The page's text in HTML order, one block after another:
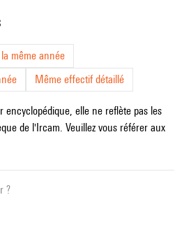
la même année
Même effectif détaillé
elle ne reflète pas les
de l'Ircam. Veuillez vous référer aux
?